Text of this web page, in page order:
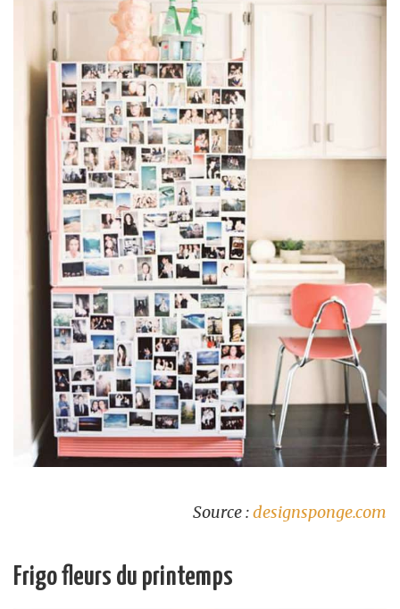
Source :designsponge.com
Frigo fleurs du printemps